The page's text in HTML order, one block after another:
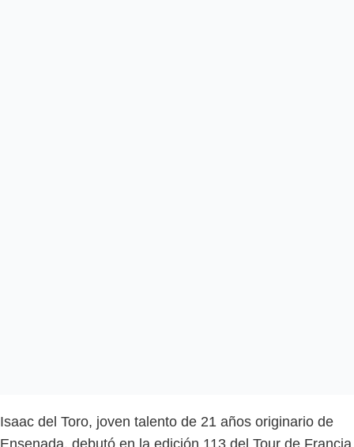
Isaac del Toro, joven talento de 21 años originario de
Ensenada, debutó en la edición 113 del Tour de Francia